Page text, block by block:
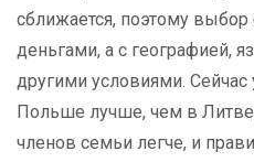
сближается, поэтому
деньгами, а с географией,
другими условиями.
Польше лучше, чем в
членов семьи легче, и